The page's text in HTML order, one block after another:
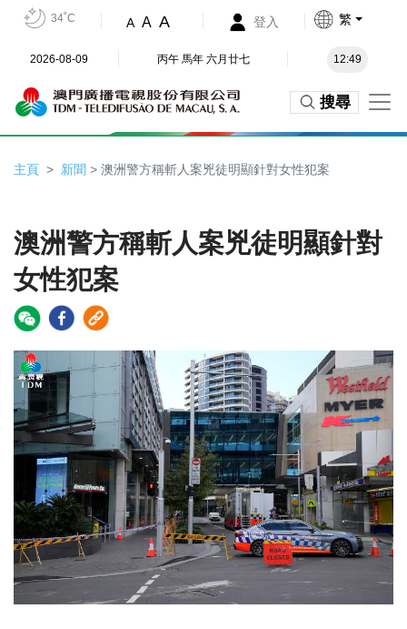
34˚C A A A 登入 繁
2026-08-09 丙午 馬年 六月廿七 12:49
搜尋
主頁 新聞 > 澳洲警方稱斬人案兇徒明顯針對女性犯案
澳洲警方稱斬人案兇徒明顯針對
女性犯案